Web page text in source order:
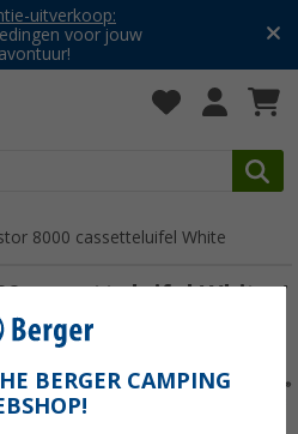
uitverkoop:
voor jouw
avontuur!
8000 cassetteluifel White
cassetteluifel White /
BERGER CAMPING